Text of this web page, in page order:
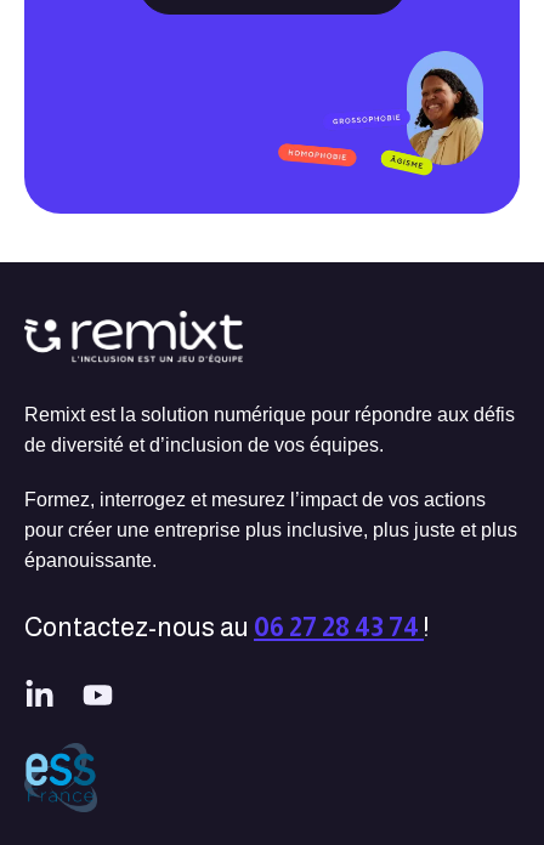
Remixt est la solution numérique pour répondre aux défis
de diversité et d’inclusion de vos équipes.
Formez, interrogez et mesurez l’impact de vos actions
pour créer une entreprise plus inclusive, plus juste et plus
épanouissante.
Contactez-nous au 06 27 28 43 74 !